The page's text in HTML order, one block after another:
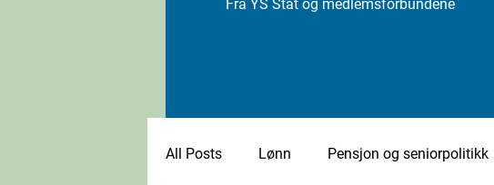
Fra YS Stat og medlemsforbundene
All Posts Lønn Pensjon og seniorpolitikk